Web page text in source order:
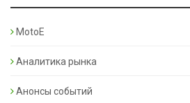
MotoE
Аналитика рынка
Анонсы событий